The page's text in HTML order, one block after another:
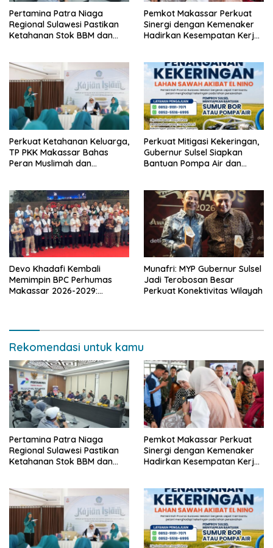
Pertamina Patra Niaga
Regional Sulawesi Pastikan
Ketahanan Stok BBM dan
Pemkot Makassar Perkuat
Sinergi dengan Kemenaker
Hadirkan Kesempatan Kerja
Perkuat Ketahanan Keluarga,
TP PKK Makassar Bahas
Peran Muslimah dan
Perkuat Mitigasi Kekeringan,
Gubernur Sulsel Siapkan
Bantuan Pompa Air dan
Devo Khadafi Kembali
Memimpin BPC Perhumas
Makassar 2026-2029:
Munafri: MYP Gubernur Sulsel
Jadi Terobosan Besar
Perkuat Konektivitas Wilayah
Rekomendasi untuk kamu
Pertamina Patra Niaga
Regional Sulawesi Pastikan
Ketahanan Stok BBM dan
Pemkot Makassar Perkuat
Sinergi dengan Kemenaker
Hadirkan Kesempatan Kerja